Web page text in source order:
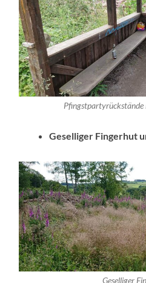
Geselliger Fingerhut
Geselliger